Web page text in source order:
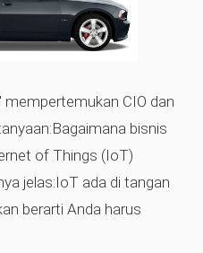
mempertemukan CIO dan
bisnis
of Things (IoT)
jelas:IoT ada di tangan
berarti Anda harus